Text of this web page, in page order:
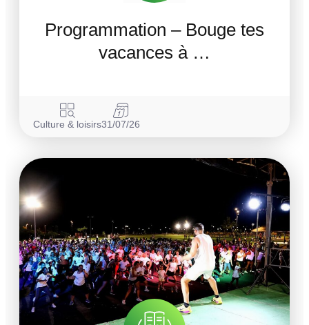
Programmation – Bouge tes
vacances à …
Culture & loisirs31/07/26